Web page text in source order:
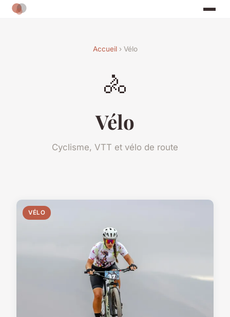
Accueil› Vélo
🚴
Vélo
Cyclisme, VTT et vélo de route
VÉLO